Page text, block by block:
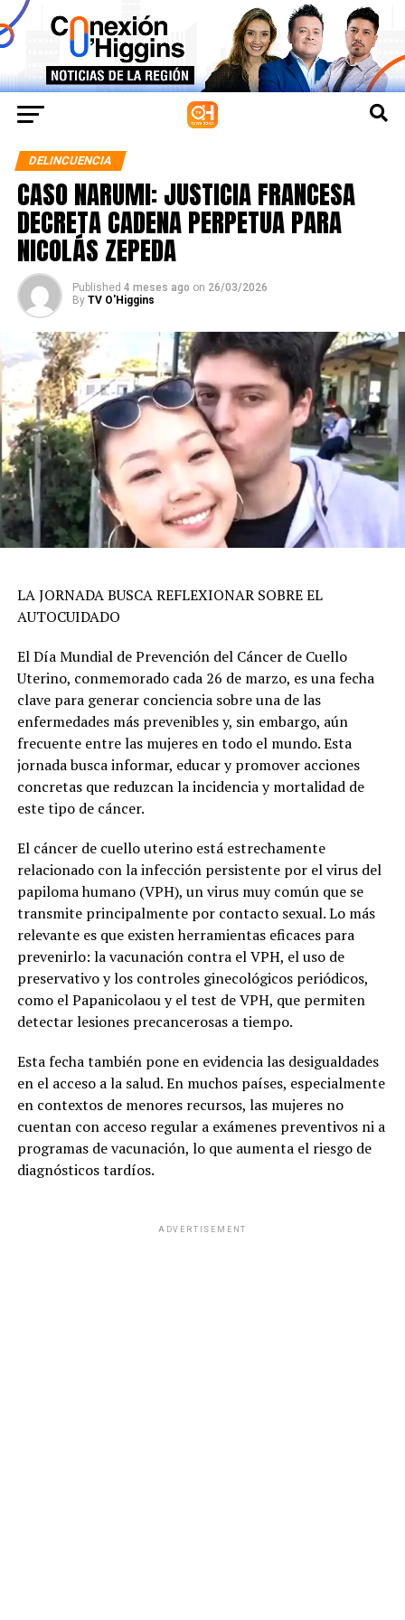
DELINCUENCIA
CASO NARUMI: JUSTICIA FRANCESA
DECRETA CADENA PERPETUA PARA
NICOLÁS ZEPEDA
Published 4 meses ago on 26/03/2026
By TV O'Higgins
LA JORNADA BUSCA REFLEXIONAR SOBRE EL
AUTOCUIDADO
El Día Mundial de Prevención del Cáncer de Cuello
Uterino, conmemorado cada 26 de marzo, es una fecha
clave para generar conciencia sobre una de las
enfermedades más prevenibles y, sin embargo, aún
frecuente entre las mujeres en todo el mundo. Esta
jornada busca informar, educar y promover acciones
concretas que reduzcan la incidencia y mortalidad de
este tipo de cáncer.
El cáncer de cuello uterino está estrechamente
relacionado con la infección persistente por el virus del
papiloma humano (VPH), un virus muy común que se
transmite principalmente por contacto sexual. Lo más
relevante es que existen herramientas eficaces para
prevenirlo: la vacunación contra el VPH, el uso de
preservativo y los controles ginecológicos periódicos,
como el Papanicolaou y el test de VPH, que permiten
detectar lesiones precancerosas a tiempo.
Esta fecha también pone en evidencia las desigualdades
en el acceso a la salud. En muchos países, especialmente
en contextos de menores recursos, las mujeres no
cuentan con acceso regular a exámenes preventivos ni a
programas de vacunación, lo que aumenta el riesgo de
diagnósticos tardíos.
ADVERTISEMENT